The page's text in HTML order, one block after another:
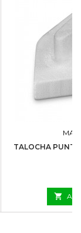
TALOCHA PUNTA
